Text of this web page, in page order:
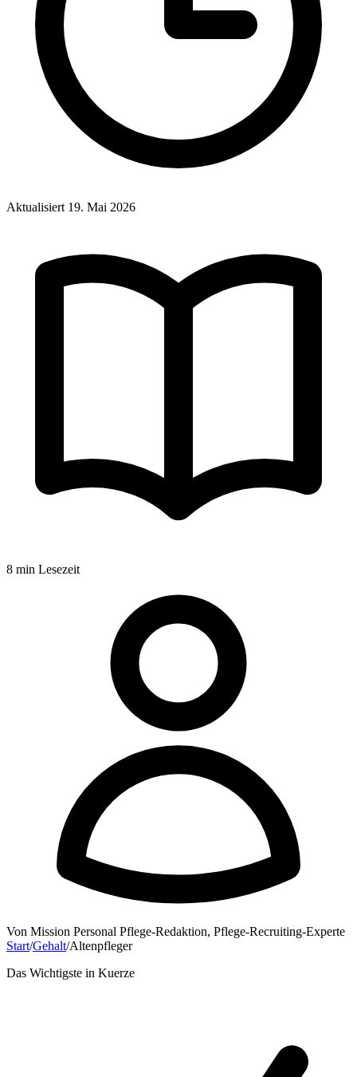
Aktualisiert 19. Mai 2026
8 min Lesezeit
Von Mission Personal Pflege-Redaktion, Pflege-Recruiting-Experte
Start/Gehalt/Altenpfleger
Das Wichtigste in Kuerze